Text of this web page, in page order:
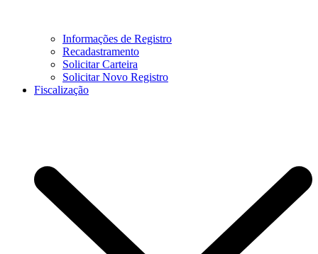
Informações de Registro
Recadastramento
Solicitar Carteira
Solicitar Novo Registro
Fiscalização